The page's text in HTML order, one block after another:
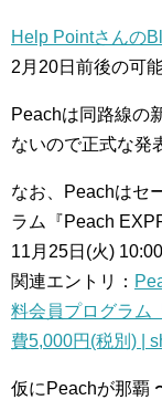
Help Pointさんの
2月20日前後の可
Peachは同路線の
ないので正式な発
なお、Peachはセ
ラム『Peach
11月25日(火)
関連エントリ：
料会員プログラム
費5,000円(税別) |
仮にPeachが那覇